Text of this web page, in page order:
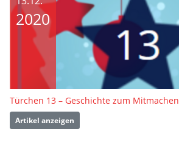
2020
Türchen 13 – Geschichte zum Mitmachen
Artikel anzeigen